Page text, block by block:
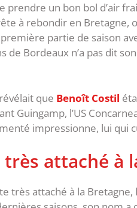
prendre un bon bol d’air
à rebondir en Bretagne,
partie de saison
de Bordeaux n’a pas dit
révélait que Benoît Costil
Guingamp, l’US
impressionne, lui qui
attaché à
très attaché à la